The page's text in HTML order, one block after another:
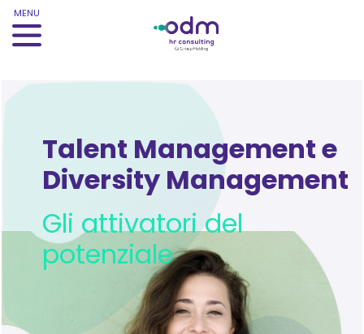
MENU
Talent Management e
Diversity Management
Gli attivatori del
potenziale